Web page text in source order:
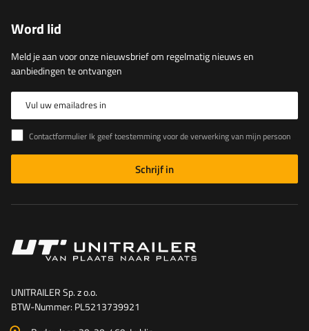
Word lid
Meld je aan voor onze nieuwsbrief om regelmatig nieuws en
aanbiedingen te ontvangen
Vul uw emailadres in
Contactformulier Ik geef toestemming voor de verwerking van mijn persoonlijke gegevens in het contactformulier in overeenstemming met de Verordening van het Europees Parlement en de Raad (EU)
Schrijf in
UNITRAILER Sp. z o.o.
BTW-Nummer: PL5213739921